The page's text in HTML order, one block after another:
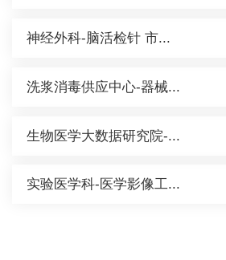
神经外科-脑活检针 市...
洗浆消毒供应中心-器械...
生物医学大数据研究院-...
实验医学科-医学影像工...